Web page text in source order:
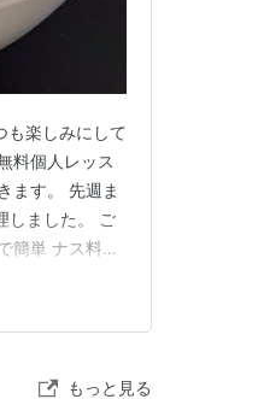
も楽しみにして
料個人レッス
ます。 先週ま
しました。 ご
簡単 ナス料理
んだ、大き
もっと見る